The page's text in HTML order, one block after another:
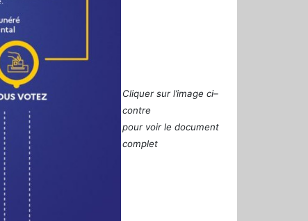
Cliquer sur l’image ci–
contre
pour voir le document
complet